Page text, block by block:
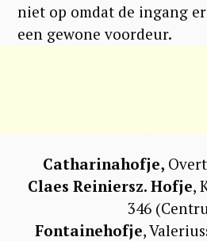
niet op omdat de ingang
een gewone voordeur.
Catharinahofje,
Claes Reiniersz. Hofje,
346
Fontainehofje,